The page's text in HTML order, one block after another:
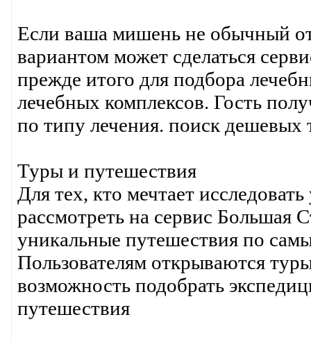
Если ваша мишень не обычный
вариантом может сделаться
прежде итого для подбора
лечебных комплексов. Гость
по типу лечения. поиск дешевых
Туры и путешествия
Для тех, кто мечтает
рассмотреть на сервис Большая
уникальные путешествия по
Пользователям открываются
возможность подобрать
путешествия